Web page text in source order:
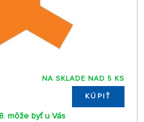
NA SKLADE NAD 5 KS
KÚPIŤ
môže byť u Vás